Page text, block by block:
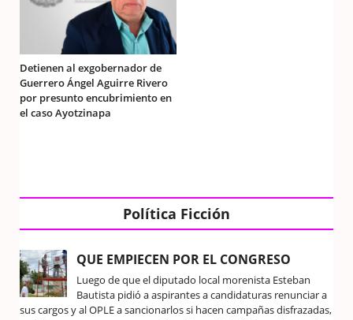
Detienen al exgobernador de
Guerrero Ángel Aguirre Rivero
por presunto encubrimiento en
el caso Ayotzinapa
Política Ficción
QUE EMPIECEN POR EL CONGRESO
Luego de que el diputado local morenista Esteban
Bautista pidió a aspirantes a candidaturas renunciar a
sus cargos y al OPLE a sancionarlos si hacen campañas disfrazadas,